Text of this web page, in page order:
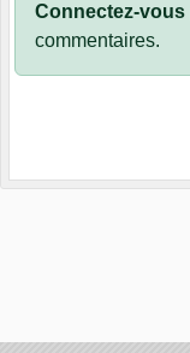
Connectez-vous
commentaires.